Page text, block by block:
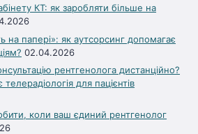
КТ: як заробляти більше на
на папері»: як аутсорсинг допомагає
02.04.2026
рентгенолога дистанційно?
для пацієнтів
коли ваш єдиний рентгенолог